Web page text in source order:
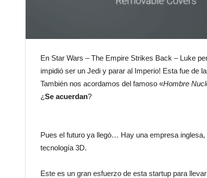
En Star Wars – The Empire Strikes Back – Luke
impidió ser un Jedi y parar al Imperio! Esta fue de
También nos acordamos del famoso «Hombre
¿Se acuerdan?
Pues el futuro ya llegó… Hay una empresa inglesa,
tecnología 3D.
Este es un gran esfuerzo de esta startup para